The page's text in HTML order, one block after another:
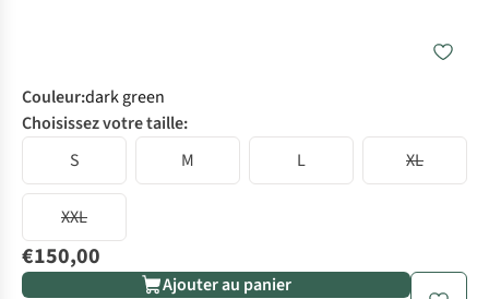
Couleur:dark green
Choisissez votre taille:
S
M L XL
XXL
€150,00
Ajouter au panier